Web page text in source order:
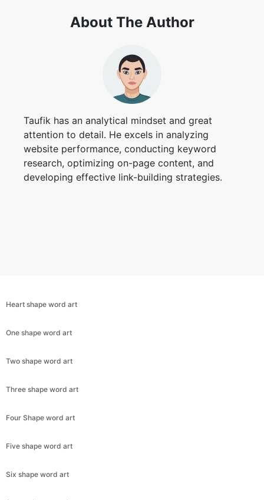
Copy Link
About The Author
Taufik has an analytical mindset and great
attention to detail. He excels in analyzing
website performance, conducting keyword
research, optimizing on-page content, and
developing effective link-building strategies.
Heart shape word art
One shape word art
Two shape word art
Three shape word art
Four Shape word art
Five shape word art
Six shape word art